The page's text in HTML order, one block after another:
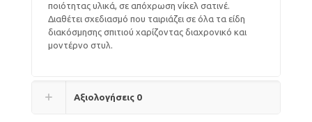
ποιότητας υλικά, σε απόχρωση νίκελ σατινέ.
Διαθέτει σχεδιασμό που ταιριάζει σε όλα τα είδη
διακόσμησης σπιτιού χαρίζοντας διαχρονικό και
μοντέρνο στυλ.
Αξιολογήσεις 0